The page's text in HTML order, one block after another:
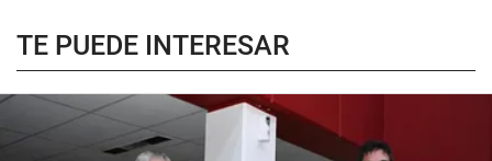
TE PUEDE INTERESAR